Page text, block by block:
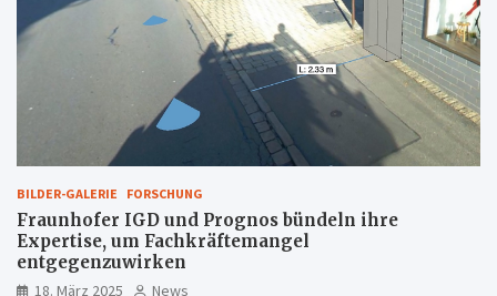
BILDER-GALERIE FORSCHUNG
Fraunhofer IGD und Prognos bündeln ihre
Expertise, um Fachkräftemangel
entgegenzuwirken
18. März 2025 News